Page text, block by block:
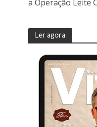
a Operação Leite
Ler agora